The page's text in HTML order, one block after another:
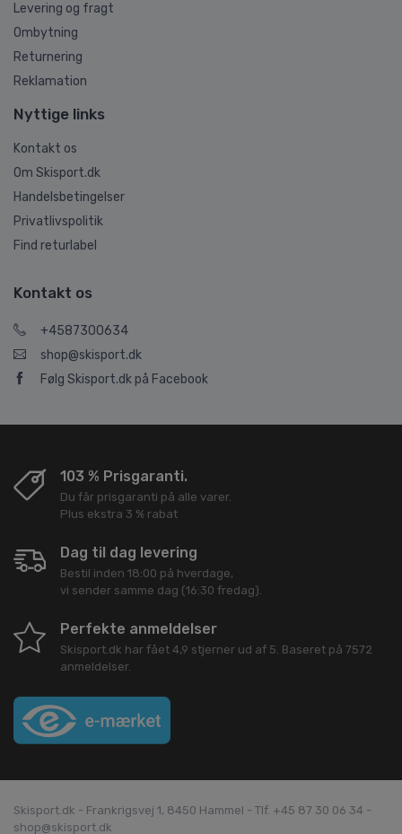
Levering og fragt
Ombytning
Returnering
Reklamation
Nyttige links
Kontakt os
Om Skisport.dk
Handelsbetingelser
Privatlivspolitik
Find returlabel
Kontakt os
+4587300634
shop@skisport.dk
Følg Skisport.dk på Facebook
103 % Prisgaranti.
Du får prisgaranti på alle varer.
Plus ekstra 3 % rabat
Dag til dag levering
Bestil inden 18:00 på hverdage,
vi sender samme dag (16:30 fredag).
Perfekte anmeldelser
Skisport.dk har fået 4,9 stjerner ud af 5. Baseret på 7572
anmeldelser.
Skisport.dk - Frankrigsvej 1, 8450 Hammel - Tlf. +45 87 30 06 34 -
shop@skisport.dk